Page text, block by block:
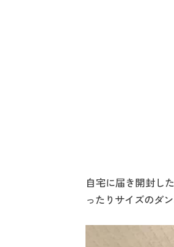
自宅に届き開封し
ったりサイズのダ